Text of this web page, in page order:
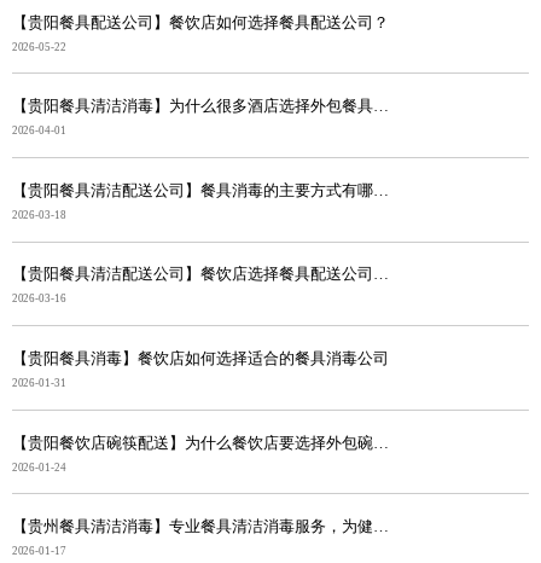
【贵阳餐具配送公司】餐饮店如何选择餐具配送公司？
2026-05-22
【贵阳餐具清洁消毒】为什么很多酒店选择外包餐具清洁配...
2026-04-01
2026-03-18
【贵阳餐具清洁配送公司】餐饮店选择餐具配送公司的好处
2026-03-16
【贵阳餐具消毒】餐饮店如何选择适合的餐具消毒公司
2026-01-31
2026-01-24
【贵州餐具清洁消毒】专业餐具清洁消毒服务，为健康筑牢...
2026-01-17